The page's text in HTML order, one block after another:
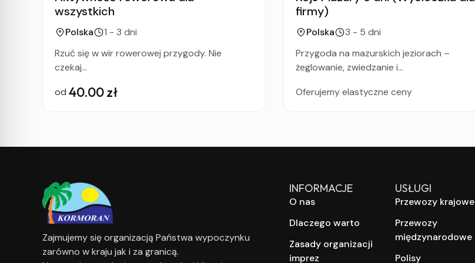
wszystkich
Polska
1 - 3 dni
Rzuć się w wir rowerowej przygody. Nie
czekaj...
od 40.00 zł
firmy)
Polska
3 - 5 dni
Przygoda na mazurskich jeziorach –
żeglowanie, zwiedzanie i...
Oferujemy elastyczne ceny
Zajmujemy się organizacją Państwa wypoczynku
zarówno w kraju jak i za granicą.
INFORMACJE
O nas
Dlaczego warto
Zasady organizacji
imprez
USŁUGI
Przewozy krajowe
Przewozy
międzynarodowe
Polisy